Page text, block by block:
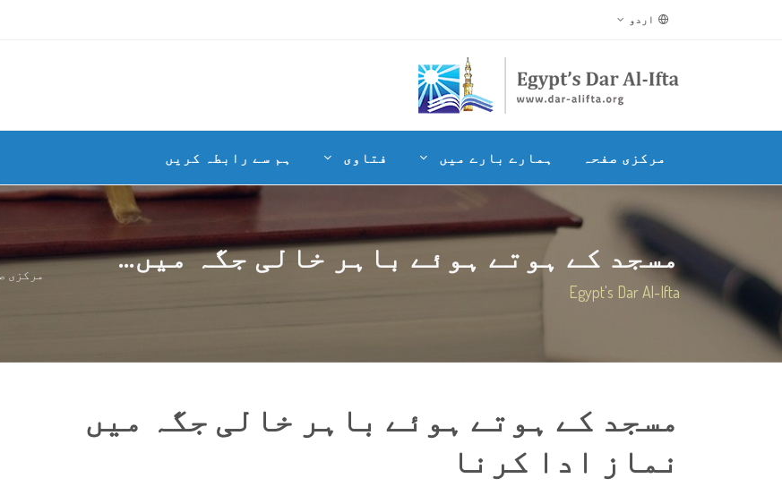
اردو
مرکزی صفحہ ہمارے بارے میں فتاوی ہم سے رابطہ کریں
مسجد کے ہوتے ہوئے باہر خالی جگہ میں...
Egypt's Dar Al-Ifta
مرکزی
مسجد کے ہوتے ہوئے باہر خالی جگہ میں
نماز ادا کرنا